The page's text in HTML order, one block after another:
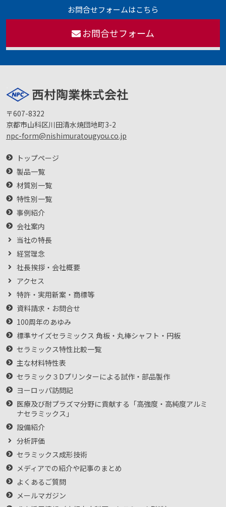
お問合せフォームはこちら
お問合せフォーム
〒607-8322
京都市山科区川田清水焼団地町3-2
npc-form@nishimuratougyou.co.jp
トップページ
製品一覧
材質別一覧
特性別一覧
事例紹介
会社案内
当社の特長
経営理念
社長挨拶・会社概要
アクセス
特許・実用新案・商標等
資料請求・お問合せ
100周年のあゆみ
標準サイズセラミックス 角板・丸棒シャフト・円板
セラミックス特性比較一覧
主な材料特性表
セラミック３Dプリンターによる試作・部品製作
ヨーロッパ訪問記
医療及び耐プラズマ分野に貢献する「高強度・高純度アルミ
ナセラミックス」
設備紹介
分析評価
セラミックス成形技術
メディアでの紹介や記事のまとめ
よくあるご質問
メールマガジン